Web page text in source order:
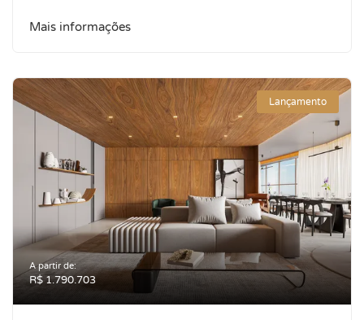
Mais informações
Lançamento
A partir de:
R$ 1.790.703